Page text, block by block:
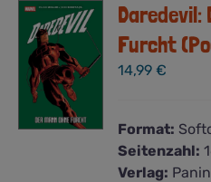
Daredevil:
Furcht
14,99€
Format:
Seitenzahl:
Verlag: